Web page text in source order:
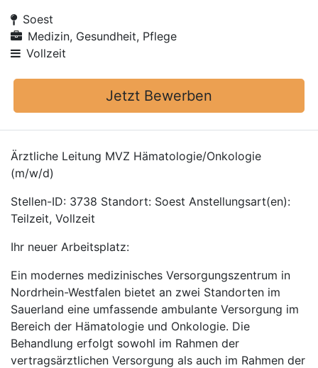
Soest
Medizin, Gesundheit, Pflege
Vollzeit
Jetzt Bewerben
Ärztliche Leitung MVZ Hämatologie/Onkologie
(m/w/d)
Stellen-ID: 3738 Standort: Soest Anstellungsart(en):
Teilzeit, Vollzeit
Ihr neuer Arbeitsplatz:
Ein modernes medizinisches Versorgungszentrum in
Nordrhein-Westfalen bietet an zwei Standorten im
Sauerland eine umfassende ambulante Versorgung im
Bereich der Hämatologie und Onkologie. Die
Behandlung erfolgt sowohl im Rahmen der
vertragsärztlichen Versorgung als auch im Rahmen der